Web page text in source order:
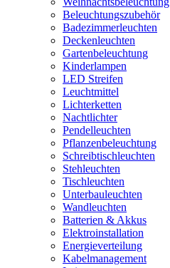
Beleuchtungszubehör
Badezimmerleuchten
Deckenleuchten
Gartenbeleuchtung
Kinderlampen
LED Streifen
Leuchtmittel
Lichterketten
Nachtlichter
Pendelleuchten
Pflanzenbeleuchtung
Schreibtischleuchten
Stehleuchten
Tischleuchten
Unterbauleuchten
Wandleuchten
Batterien & Akkus
Elektroinstallation
Energieverteilung
Kabelmanagement